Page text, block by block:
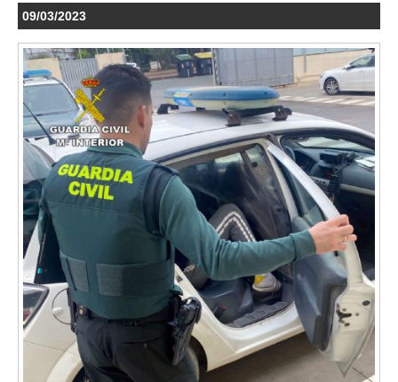
09/03/2023